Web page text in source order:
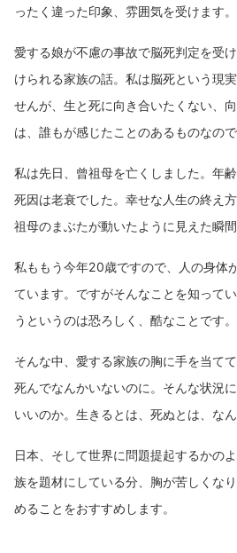
ったく違った印象、雰囲気を受けます。
愛する娘が不慮の事故で脳死判定を受
けられる家族の話。私は脳死という現
せんが、生と死に向き合いたくない、
は、誰もが感じたことのあるものなの
私は先日、曾祖母を亡くしました。年
死因は老衰でした。幸せな人生の終え
祖母のまぶたが動いたように見えた瞬間
私ももう今年20歳ですので、人の身体
ています。ですがそんなことを知って
うというのは恐ろしく、酷なことです。
そんな中、愛する家族の胸に手を当て
死んでなんかいないのに。そんな状況
いいのか。生きるとは、死ぬとは、なん
日本、そして世界に問題提起するかの
族を題材にしている分、胸が苦しくな
めることをおすすめします。